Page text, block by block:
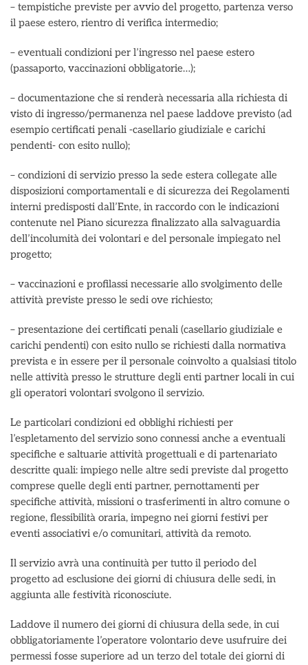
– tempistiche previste per avvio del progetto, partenza verso
il paese estero, rientro di verifica intermedio;
– eventuali condizioni per l’ingresso nel paese estero
(passaporto, vaccinazioni obbligatorie…);
– documentazione che si renderà necessaria alla richiesta di
visto di ingresso/permanenza nel paese laddove previsto (ad
esempio certificati penali -casellario giudiziale e carichi
pendenti- con esito nullo);
– condizioni di servizio presso la sede estera collegate alle
disposizioni comportamentali e di sicurezza dei Regolamenti
interni predisposti dall’Ente, in raccordo con le indicazioni
contenute nel Piano sicurezza finalizzato alla salvaguardia
dell’incolumità dei volontari e del personale impiegato nel
progetto;
– vaccinazioni e profilassi necessarie allo svolgimento delle
attività previste presso le sedi ove richiesto;
– presentazione dei certificati penali (casellario giudiziale e
carichi pendenti) con esito nullo se richiesti dalla normativa
prevista e in essere per il personale coinvolto a qualsiasi titolo
nelle attività presso le strutture degli enti partner locali in cui
gli operatori volontari svolgono il servizio.
Le particolari condizioni ed obblighi richiesti per
l’espletamento del servizio sono connessi anche a eventuali
specifiche e saltuarie attività progettuali e di partenariato
descritte quali: impiego nelle altre sedi previste dal progetto
comprese quelle degli enti partner, pernottamenti per
specifiche attività, missioni o trasferimenti in altro comune o
regione, flessibilità oraria, impegno nei giorni festivi per
eventi associativi e/o comunitari, attività da remoto.
Il servizio avrà una continuità per tutto il periodo del
progetto ad esclusione dei giorni di chiusura delle sedi, in
aggiunta alle festività riconosciute.
Laddove il numero dei giorni di chiusura della sede, in cui
obbligatoriamente l’operatore volontario deve usufruire dei
permessi fosse superiore ad un terzo del totale dei giorni di